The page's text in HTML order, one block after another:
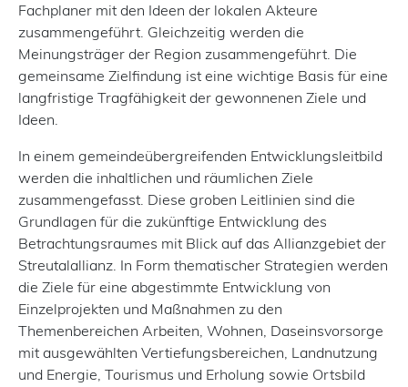
Fachplaner mit den Ideen der lokalen Akteure
zusammengeführt. Gleichzeitig werden die
Meinungsträger der Region zusammengeführt. Die
gemeinsame Zielfindung ist eine wichtige Basis für eine
langfristige Tragfähigkeit der gewonnenen Ziele und
Ideen.
In einem gemeindeübergreifenden Entwicklungsleitbild
werden die inhaltlichen und räumlichen Ziele
zusammengefasst. Diese groben Leitlinien sind die
Grundlagen für die zukünftige Entwicklung des
Betrachtungsraumes mit Blick auf das Allianzgebiet der
Streutalallianz. In Form thematischer Strategien werden
die Ziele für eine abgestimmte Entwicklung von
Einzelprojekten und Maßnahmen zu den
Themenbereichen Arbeiten, Wohnen, Daseinsvorsorge
mit ausgewählten Vertiefungsbereichen, Landnutzung
und Energie, Tourismus und Erholung sowie Ortsbild